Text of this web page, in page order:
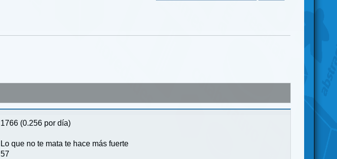
1766 (0.256 por día)
Lo que no te mata te hace más fuerte
57